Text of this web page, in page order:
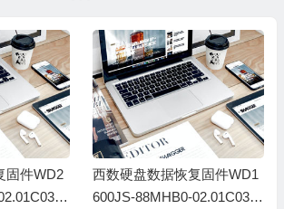
固件WD2
西数硬盘数据恢复固件WD1
600JS-88MHB0-02.01C03-